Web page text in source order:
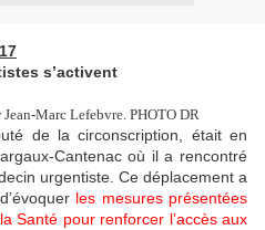
s’activent
Marc Lefebvre. PHOTO DR
de la circonscription, était en
Cantenac où il a rencontré
urgentiste. Ce déplacement a
les mesures présentées
Santé pour renforcer l’accès aux